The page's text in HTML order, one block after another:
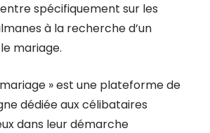
spécifiquement sur les
à la recherche d’un
mariage.
» est une plateforme de
dédiée aux célibataires
dans leur démarche